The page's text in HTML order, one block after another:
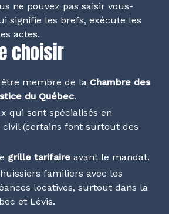
ne pouvez pas saisir vous-
signifie les brefs, exécute les
actes.
choisir
membre de la Chambre des
du Québec.
qui sont spécialisés en
(certains font surtout des
grille tarifaire avant le mandat.
familiers avec les
locatives, surtout dans la
et Lévis.